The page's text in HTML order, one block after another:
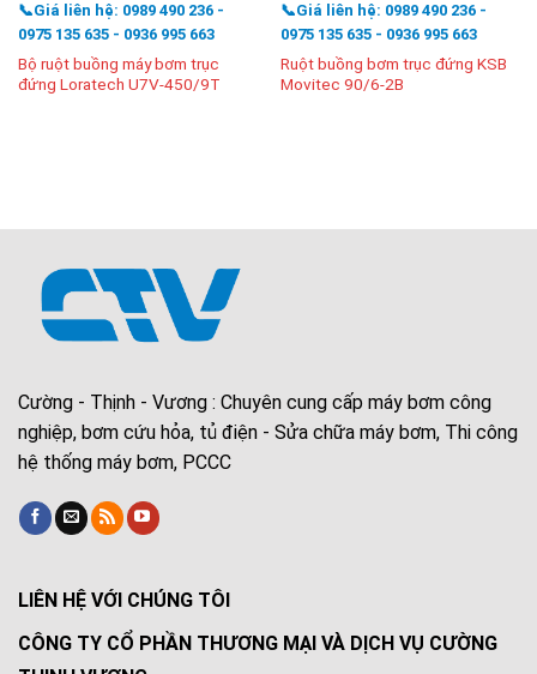
📞Giá liên hệ: 0989 490 236 -
0975 135 635 - 0936 995 663
Bộ ruột buồng máy bơm trục
đứng Loratech U7V-450/9T
📞Giá liên hệ: 0989 490 236 -
0975 135 635 - 0936 995 663
Ruột buồng bơm trục đứng KSB
Movitec 90/6-2B
Cường - Thịnh - Vương : Chuyên cung cấp máy bơm công
nghiệp, bơm cứu hỏa, tủ điện - Sửa chữa máy bơm, Thi công
hệ thống máy bơm, PCCC
LIÊN HỆ VỚI CHÚNG TÔI
CÔNG TY CỔ PHẦN THƯƠNG MẠI VÀ DỊCH VỤ CƯỜNG